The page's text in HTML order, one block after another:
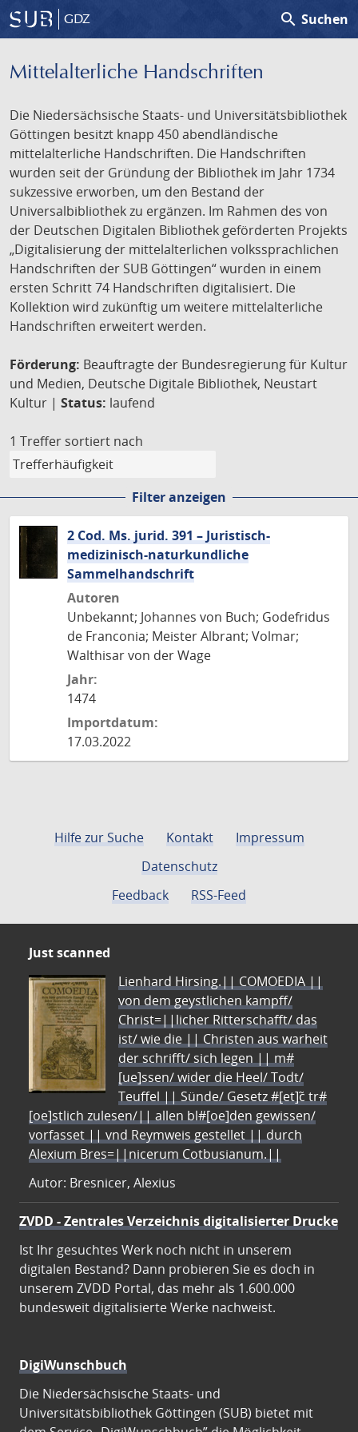
GDZ search Suchen
Mittelalterliche Handschriften
Die Niedersächsische Staats- und Universitätsbibliothek
Göttingen besitzt knapp 450 abendländische
mittelalterliche Handschriften. Die Handschriften
wurden seit der Gründung der Bibliothek im Jahr 1734
sukzessive erworben, um den Bestand der
Universalbibliothek zu ergänzen. Im Rahmen des von
der Deutschen Digitalen Bibliothek geförderten Projekts
„Digitalisierung der mittelalterlichen volkssprachlichen
Handschriften der SUB Göttingen“ wurden in einem
ersten Schritt 74 Handschriften digitalisiert. Die
Kollektion wird zukünftig um weitere mittelalterliche
Handschriften erweitert werden.
Förderung: Beauftragte der Bundesregierung für Kultur
und Medien, Deutsche Digitale Bibliothek, Neustart
Kultur | Status: laufend
1 Treffer sortiert nach
Filter anzeigen
2 Cod. Ms. jurid. 391 – Juristisch-
medizinisch-naturkundliche
Sammelhandschrift
Autoren
Unbekannt; Johannes von Buch; Godefridus
de Franconia; Meister Albrant; Volmar;
Walthisar von der Wage
Jahr:
1474
Importdatum:
17.03.2022
Hilfe zur Suche Kontakt
Impressum
Datenschutz
Feedback
RSS-Feed
Just scanned
Lienhard Hirsing.|| COMOEDIA ||
von dem geystlichen kampff/
Christ=||licher Ritterschafft/ das
ist/ wie die || Christen aus warheit
der schrifft/ sich legen || m#
[ue]ssen/ wider die Heel/ Todt/
Teuffel || Sünde/ Gesetz #[et]c̃ tr#
[oe]stlich zulesen/|| allen bl#[oe]den gewissen/
vorfasset || vnd Reymweis gestellet || durch
Alexium Bres=||nicerum Cotbusianum.||
Autor: Bresnicer, Alexius
ZVDD - Zentrales Verzeichnis digitalisierter Drucke
Ist Ihr gesuchtes Werk noch nicht in unserem
digitalen Bestand? Dann probieren Sie es doch in
unserem ZVDD Portal, das mehr als 1.600.000
bundesweit digitalisierte Werke nachweist.
DigiWunschbuch
Die Niedersächsische Staats- und
Universitätsbibliothek Göttingen (SUB) bietet mit